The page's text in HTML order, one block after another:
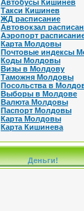
Автобусы Кишинев
Такси Кишинев
ЖД расписание
Автовокзал
Аэропорт
Карта Молдовы
Почтовые индексы
Коды Молдовы
Визы в Молдову
Таможня Молдовы
Посольства в
Выборы в Молдове
Валюта Молдовы
Паспорт Молдовы
Карта Молдовы
Карта Кишинева
Деньги!